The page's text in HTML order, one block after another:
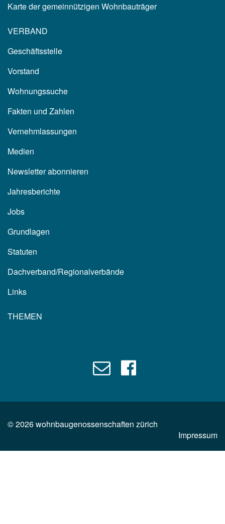
Karte der gemeinnützigen Wohnbauträger
VERBAND
Geschäftsstelle
Vorstand
Wohnungssuche
Fakten und Zahlen
Vernehmlassungen
Medien
Newsletter abonnieren
Jahresberichte
Jobs
Grundlagen
Statuten
Dachverband/Regionalverbände
Links
THEMEN
©2026wohnbaugenossenschaften zürich
Impressum